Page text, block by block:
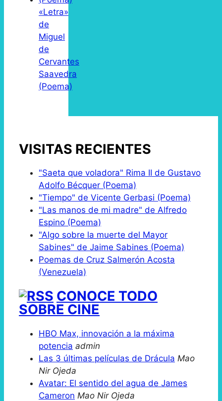
«Letra»
de
Miguel
de
Cervantes
Saavedra
(Poema)
VISITAS RECIENTES
"Saeta que voladora" Rima II de Gustavo
Adolfo Bécquer (Poema)
"Tiempo" de Vicente Gerbasi (Poema)
"Las manos de mi madre" de Alfredo
Espino (Poema)
"Algo sobre la muerte del Mayor
Sabines" de Jaime Sabines (Poema)
Poemas de Cruz Salmerón Acosta
(Venezuela)
CONOCE TODO
SOBRE CINE
HBO Max, innovación a la máxima
potencia admin
Las 3 últimas películas de Drácula Mao
Nir Ojeda
Avatar: El sentido del agua de James
Cameron Mao Nir Ojeda